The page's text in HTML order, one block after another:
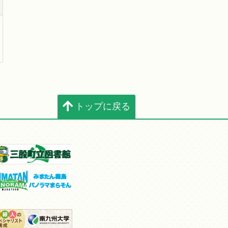
トップに戻る